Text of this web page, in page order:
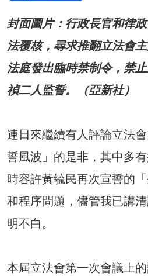
封面圖片：行政長官和律
法覆核，尋求推翻立法會
法庭發出臨時禁制令，禁
禎二人監誓。（亞新社）
連日來繼續有人評論立法
誓風波」的是非，其中多
時容許黃毓民再次宣誓的
和程序問題，儘管我已講
明不白。
本屆立法會第一次會議上